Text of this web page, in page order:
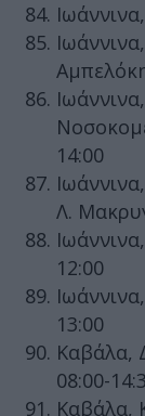
14:00
Λ.
12:00
13:00
Καβάλα,
08:00-
Καβάλα,